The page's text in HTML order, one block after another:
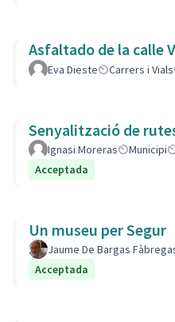
Asfaltado de la calle
Eva Dieste Carrers i Vials
Senyalització de
Ignasi Moreras Municipi
Acceptada
Un museu per Segur
Jaume De Bargas
Acceptada